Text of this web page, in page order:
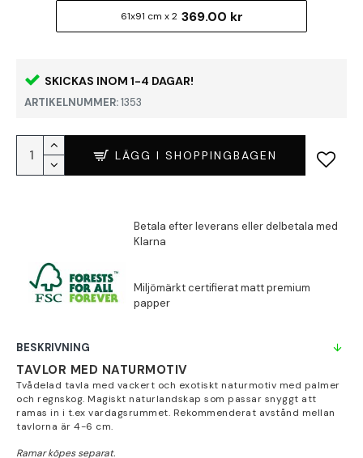
SKICKAS INOM 1-4 DAGAR!
ARTIKELNUMMER:1353
61x91 cm x 2 369.00 kr
LÄGG I SHOPPINGBAGEN
BESKRIVNING
TAVLOR MED NATURMOTIV
Tvådelad tavla med vackert och exotiskt naturmotiv med palmer
och regnskog. Magiskt naturlandskap som passar snyggt att
ramas in i t.ex vardagsrummet. Rekommenderat avstånd mellan
tavlorna är 4-6 cm.